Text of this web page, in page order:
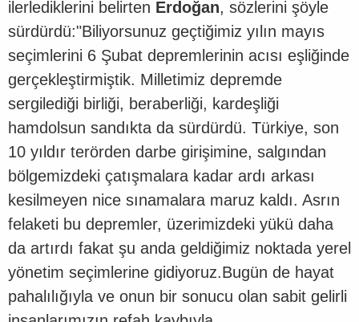
ilerlediklerini belirten Erdoğan, sözlerini şöyle
sürdürdü:"Biliyorsunuz geçtiğimiz yılın mayıs
seçimlerini 6 Şubat depremlerinin acısı eşliğinde
gerçekleştirmiştik. Milletimiz depremde
sergilediği birliği, beraberliği, kardeşliği
hamdolsun sandıkta da sürdürdü. Türkiye, son
10 yıldır terörden darbe girişimine, salgından
bölgemizdeki çatışmalara kadar ardı arkası
kesilmeyen nice sınamalara maruz kaldı. Asrın
felaketi bu depremler, üzerimizdeki yükü daha
da artırdı fakat şu anda geldiğimiz noktada yerel
yönetim seçimlerine gidiyoruz.Bugün de hayat
pahalılığıyla ve onun bir sonucu olan sabit gelirli